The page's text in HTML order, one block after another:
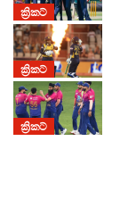
ක්‍රිකට්
ක්‍රිකට්
ක්‍රිකට්